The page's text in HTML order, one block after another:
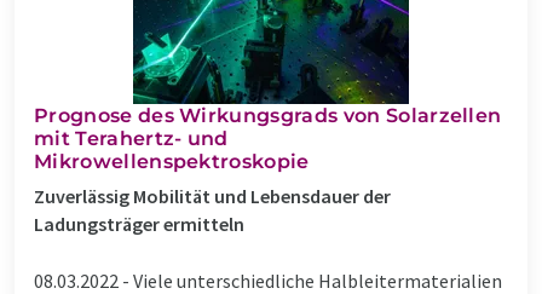
Prognose des Wirkungsgrads von Solarzellen
mit Terahertz- und
Mikrowellenspektroskopie
Zuverlässig Mobilität und Lebensdauer der
Ladungsträger ermitteln
08.03.2022 - Viele unterschiedliche Halbleitermaterialien